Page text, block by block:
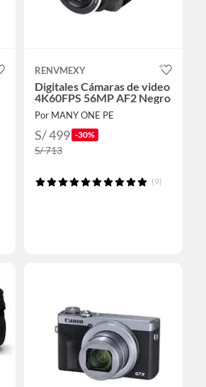
RENVMEXY
Digitales Cámaras de video
4K60FPS 56MP AF2 Negro
Por MANY ONE PE
S/ 499 -30%
S/ 713
(9)